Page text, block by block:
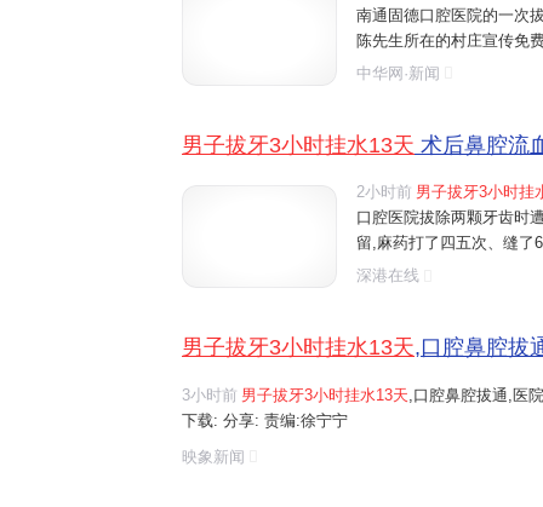
南通固德口腔医院的一次
陈先生所在的村庄宣传免
先生,催促他去做检查。前
中华网·新闻
男子拔牙3小时挂水13天 术后鼻腔流
2小时前 男子拔牙3小时挂
口腔医院拔除两颗牙齿时
留,麻药打了四五次、缝了
挂水13天消炎。院方称
深港在线
男子拔牙3小时挂水13天,口腔鼻腔拔
3小时前 男子拔牙3小时挂水13天 ,口腔鼻腔拔通,医
下载: 分享: 责编:徐宁宁
映象新闻